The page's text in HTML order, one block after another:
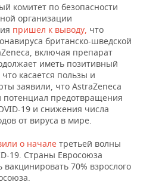
комитет по безопасности
организации
пришел к выводу, что
британско-шведской
включая препарат
иметь позитивный
касается пользы и
заявили, что AstraZeneca
предотвращения
19 и снижения числа
от вируса в мире.
о начале третьей волны
19. Страны Евросоюза
вакцинировать 70% взрослого